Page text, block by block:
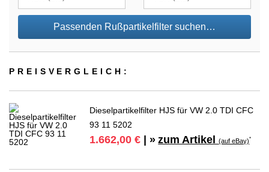
Passenden Rußpartikelfilter suchen…
PREIS­VER­GLEICH:
Dieselpartikelfilter HJS für VW 2.0 TDI CFC
93 11 5202
1.662,00 € | » zum Artikel(auf eBay)*